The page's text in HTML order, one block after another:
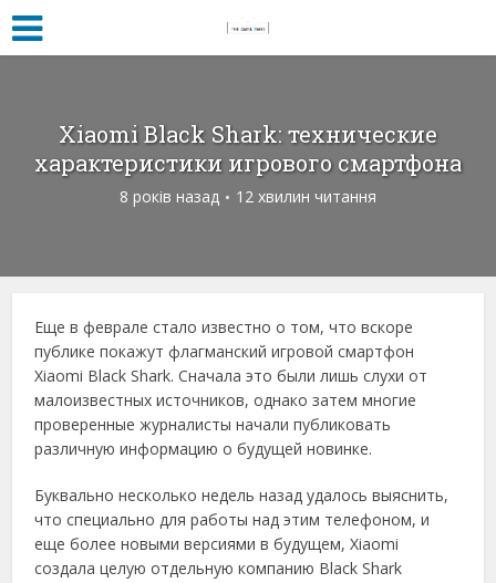
Xiaomi Black Shark: технические
характеристики игрового смартфона
8 років назад 12 хвилин читання
Еще в феврале стало известно о том, что вскоре
публике покажут флагманский игровой смартфон
Xiaomi Black Shark. Сначала это были лишь слухи от
малоизвестных источников, однако затем многие
проверенные журналисты начали публиковать
различную информацию о будущей новинке.
Буквально несколько недель назад удалось выяснить,
что специально для работы над этим телефоном, и
еще более новыми версиями в будущем, Xiaomi
создала целую отдельную компанию Black Shark